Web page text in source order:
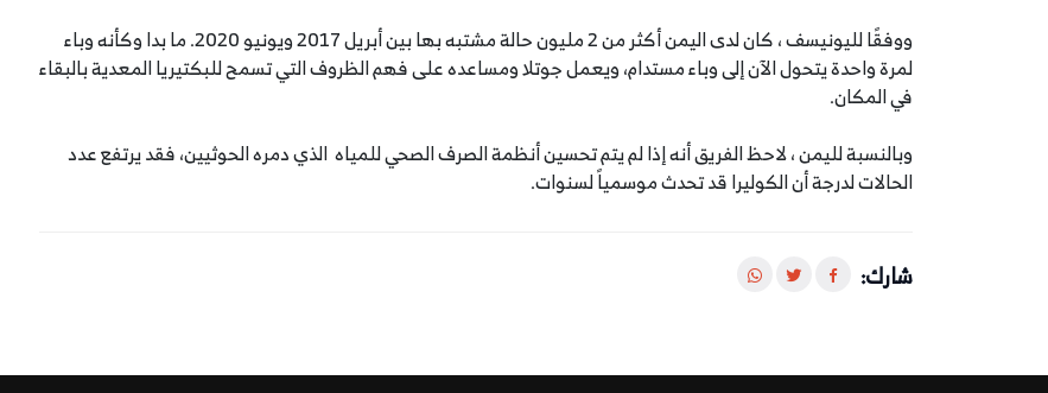
ووفقًا لليونيسف ، كان لدى اليمن أكثر من 2 مليون حالة مشتبه بها بين أبريل 2017 ويونيو 2020. ما بدا وكأنه وباء
لمرة واحدة يتحول الآن إلى وباء مستدام، ويعمل جوتلا ومساعده على فهم الظروف التي تسمح للبكتيريا المعدية بالبقاء
في المكان.
وبالنسبة لليمن ، لاحظ الفريق أنه إذا لم يتم تحسين أنظمة الصرف الصحي للمياه الذي دمره الحوثيين، فقد يرتفع عدد
الحالات لدرجة أن الكوليرا قد تحدث موسمياً لسنوات.
شارك: